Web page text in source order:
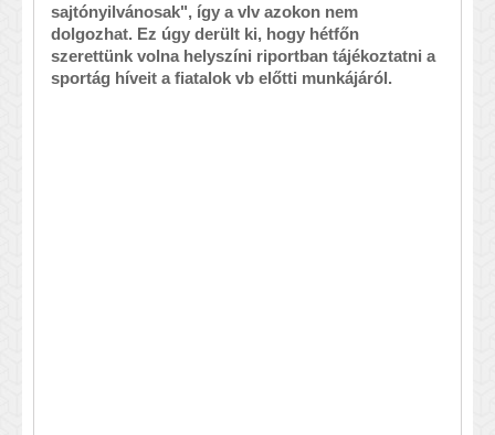
sajtónyilvánosak", így a vlv azokon nem
dolgozhat. Ez úgy derült ki, hogy hétfőn
szerettünk volna helyszíni riportban tájékoztatni a
sportág híveit a fiatalok vb előtti munkájáról.